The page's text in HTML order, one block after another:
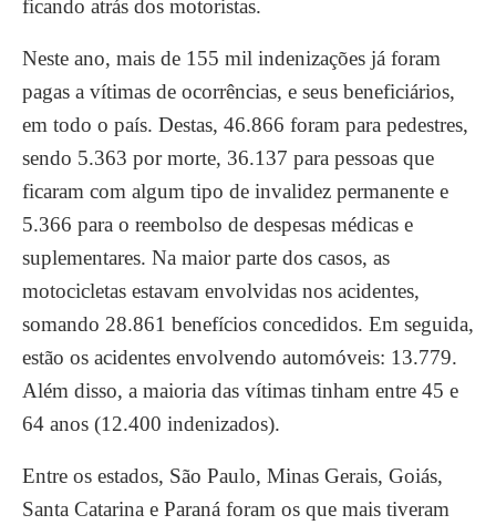
ficando atrás dos motoristas.
Neste ano, mais de 155 mil indenizações já foram
pagas a vítimas de ocorrências, e seus beneficiários,
em todo o país. Destas, 46.866 foram para pedestres,
sendo 5.363 por morte, 36.137 para pessoas que
ficaram com algum tipo de invalidez permanente e
5.366 para o reembolso de despesas médicas e
suplementares. Na maior parte dos casos, as
motocicletas estavam envolvidas nos acidentes,
somando 28.861 benefícios concedidos. Em seguida,
estão os acidentes envolvendo automóveis: 13.779.
Além disso, a maioria das vítimas tinham entre 45 e
64 anos (12.400 indenizados).
Entre os estados, São Paulo, Minas Gerais, Goiás,
Santa Catarina e Paraná foram os que mais tiveram